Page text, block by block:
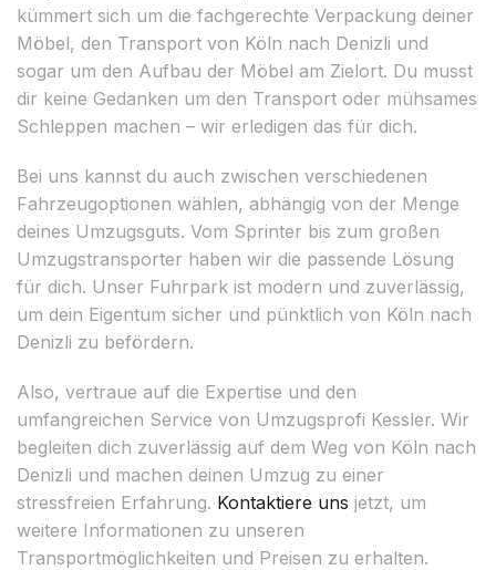
kümmert sich um die fachgerechte Verpackung deiner
Möbel, den Transport von Köln nach Denizli und
sogar um den Aufbau der Möbel am Zielort. Du musst
dir keine Gedanken um den Transport oder mühsames
Schleppen machen – wir erledigen das für dich.
Bei uns kannst du auch zwischen verschiedenen
Fahrzeugoptionen wählen, abhängig von der Menge
deines Umzugsguts. Vom Sprinter bis zum großen
Umzugstransporter haben wir die passende Lösung
für dich. Unser Fuhrpark ist modern und zuverlässig,
um dein Eigentum sicher und pünktlich von Köln nach
Denizli zu befördern.
Also, vertraue auf die Expertise und den
umfangreichen Service von Umzugsprofi Kessler. Wir
begleiten dich zuverlässig auf dem Weg von Köln nach
Denizli und machen deinen Umzug zu einer
stressfreien Erfahrung. Kontaktiere uns jetzt, um
weitere Informationen zu unseren
Transportmöglichkeiten und Preisen zu erhalten.